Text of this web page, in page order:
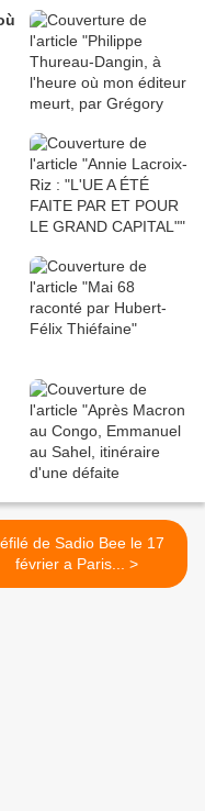
de Sadio Bee le 17
février a Paris... >